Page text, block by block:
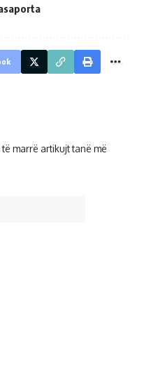
marrë artikujt tanë më